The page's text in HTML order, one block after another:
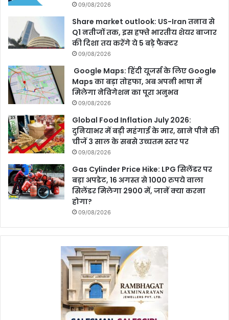
09/08/2026
Share market outlook: US-Iran तनाव से
Q1 नतीजों तक, इस हफ्ते भारतीय शेयर बाजार
की दिशा तय करेंगे ये 5 बड़े फैक्टर
09/08/2026
Google Maps: हिंदी यूजर्स के लिए Google
Maps का बड़ा तोहफा, अब अपनी भाषा में
मिलेगा नेविगेशन का पूरा अनुभव
09/08/2026
Global Food Inflation July 2026:
दुनियाभर में बड़ी महंगाई के मार, खाने पीने की
चीजें 3 साल के सबसे उच्चतम स्तर पर
09/08/2026
Gas Cylinder Price Hike: LPG सिलेंडर पर
बड़ा अपडेट, 16 अगस्त से 1000 रुपये वाला
सिलेंडर मिलेगा 2900 में, जानें क्या करना
होगा?
09/08/2026